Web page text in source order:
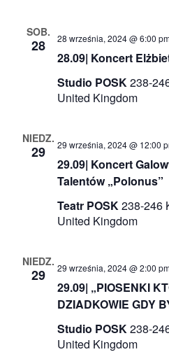
SOB.
28
28.09| Koncert
28 września, 2024 @ 6:00
Studio POSK238-
United Kingdom
NIEDZ.
29
29.09| Koncert
Talentów „Polonus”
29 września, 2024 @ 12:00
Teatr POSK238-246
United Kingdom
NIEDZ.
29
29.09| „PIOSENKI
DZIADKOWIE GDY
29 września, 2024 @ 2:00
Studio POSK238-
United Kingdom